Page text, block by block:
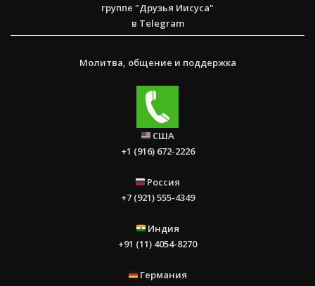
группе "Друзья Иисуса"
в Telegram
Молитва, общение и поддержка
США
+1 (916) 672-2226
Россия
+7 (921) 555-4349
Индия
+91 (11) 4054-8270
Германия